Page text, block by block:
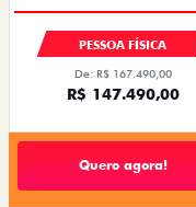
PESSOA FÍSICA
De: R$ 167.490,00
R$ 147.490,00
Quero agora!